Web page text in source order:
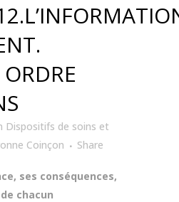
Dispositifs de soins et
Coinçon Share
ses conséquences,
chacun